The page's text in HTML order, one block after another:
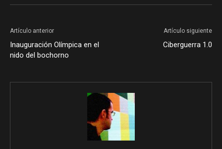
Artículo anterior
Inauguración Olímpica en el
nido del bochorno
Artículo siguiente
Ciberguerra 1.0